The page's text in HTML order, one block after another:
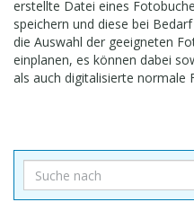
erstellte Datei eines
speichern und diese bei
die Auswahl der geeigneten
einplanen, es können dabei
als auch digitalisierte normale